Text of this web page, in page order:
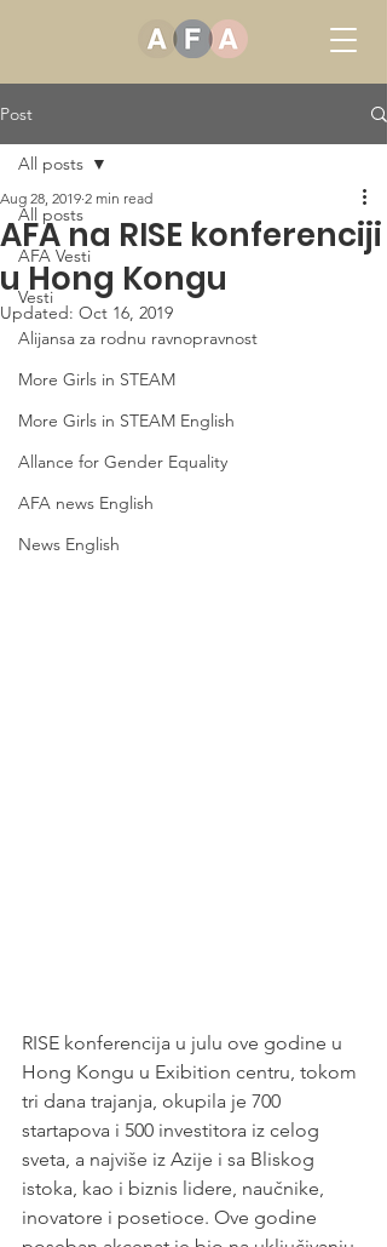
Post
All posts
AFA Vesti
Vesti
Alijansa za rodnu ravnopravnost
More Girls in STEAM
More Girls in STEAM English
Allance for Gender Equality
AFA news English
News English
All posts
AFA na RISE konferenciji
u Hong Kongu
Aug 28, 2019 2 min read
Updated: Oct 16, 2019
Šta su roboti sa ljudskim
osobinama? Kako edtech
menja obrazovanje? Da li je
blockchain pogodan za
sve? Gde se sve nalaze
inovacije?  Kako nove
RISE konferencija u julu ove godine u
Hong Kongu u Exibition centru, tokom
tri dana trajanja, okupila je 700
startapova i 500 investitora iz celog
sveta, a najviše iz Azije i sa Bliskog
istoka, kao i biznis lidere, naučnike,
inovatore i posetioce. Ove godine